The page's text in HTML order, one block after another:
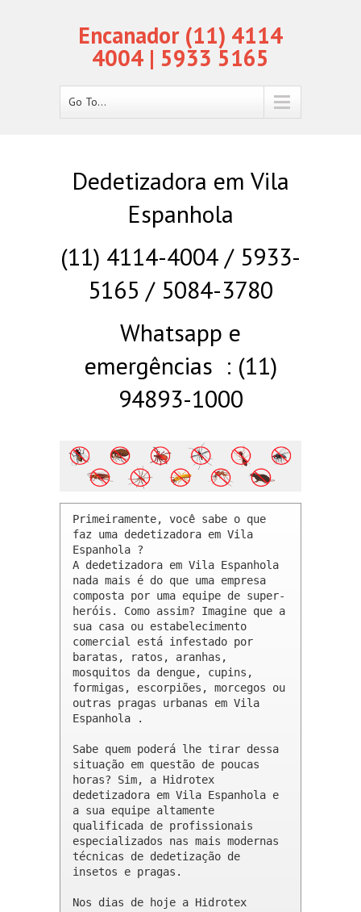
Encanador (11) 4114
4004 | 5933 5165
Go To...
Dedetizadora em Vila
Espanhola
(11) 4114-4004 / 5933-
5165 / 5084-3780
Whatsapp e
emergências : (11)
94893-1000
Primeiramente, você sabe o que
faz uma dedetizadora em Vila
Espanhola ?
A dedetizadora em Vila Espanhola
nada mais é do que uma empresa
composta por uma equipe de super-
heróis. Como assim? Imagine que a
sua casa ou estabelecimento
comercial está infestado por
baratas, ratos, aranhas,
mosquitos da dengue, cupins,
formigas, escorpiões, morcegos ou
outras pragas urbanas em Vila
Espanhola .
Sabe quem poderá lhe tirar dessa
situação em questão de poucas
horas? Sim, a Hidrotex
dedetizadora em Vila Espanhola e
a sua equipe altamente
qualificada de profissionais
especializados nas mais modernas
técnicas de dedetização de
insetos e pragas.
Nos dias de hoje a Hidrotex